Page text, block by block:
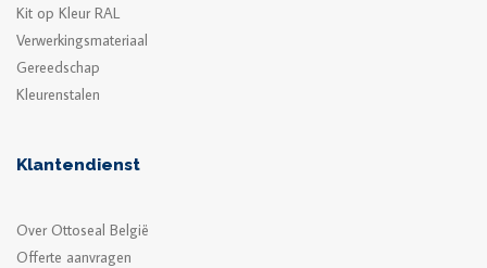
Kit op Kleur RAL
Verwerkingsmateriaal
Gereedschap
Kleurenstalen
Klantendienst
Over Ottoseal België
Offerte aanvragen